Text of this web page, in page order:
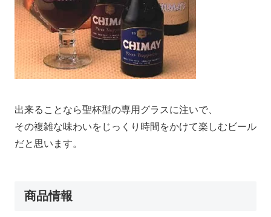
出来ることなら聖杯型の専用グラスに注いで、
その複雑な味わいをじっくり時間をかけて楽しむビール
だと思います。
商品情報